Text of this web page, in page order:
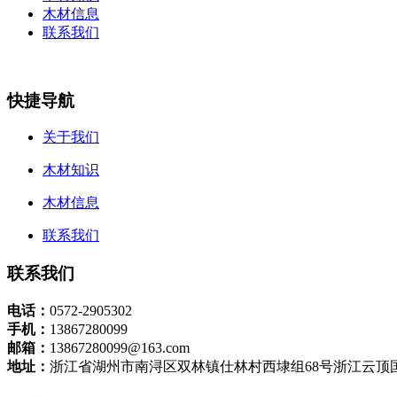
木材信息
联系我们
快捷导航
关于我们
木材知识
木材信息
联系我们
联系我们
电话： 0572-2905302
手机： 13867280099
邮箱： 13867280099@163.com
地址： 浙江省湖州市南浔区双林镇仕林村西埭组68号浙江云顶